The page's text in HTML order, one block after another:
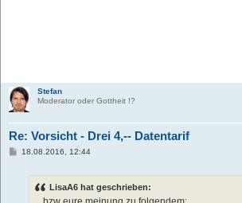
Stefan
Moderator oder Gottheit !?
Re: Vorsicht - Drei 4,-- Datentarif
B18.08.2016, 12:44
LisaA6 hat geschrieben: